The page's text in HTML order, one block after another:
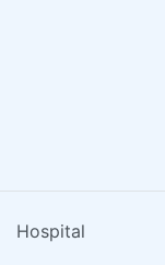
Hospital